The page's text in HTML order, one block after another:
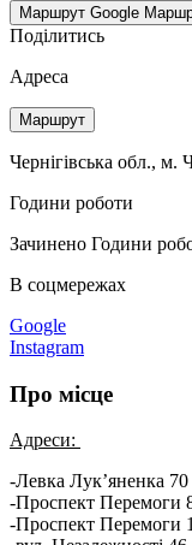
Маршрут Google
Поділитись
Адреса
Маршрут
Чернігівська обл., м.
Години роботи
Зачинено Години
В соцмережах
Google
Instagram
Про місце
Адреси:
-Левка Лук’яненка 70
-Проспект Перемоги
-Проспект Перемоги